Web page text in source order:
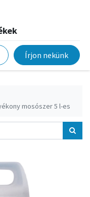
Írjon nekünk
mosószer 5 l-es